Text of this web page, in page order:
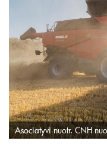
Asociatyvi nuotr. CNH